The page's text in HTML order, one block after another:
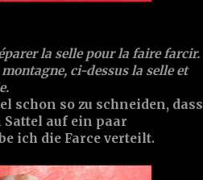
la selle pour la faire farcir.
ci-dessus la selle et
schon so zu schneiden, dass
auf ein paar
ich die Farce verteilt.